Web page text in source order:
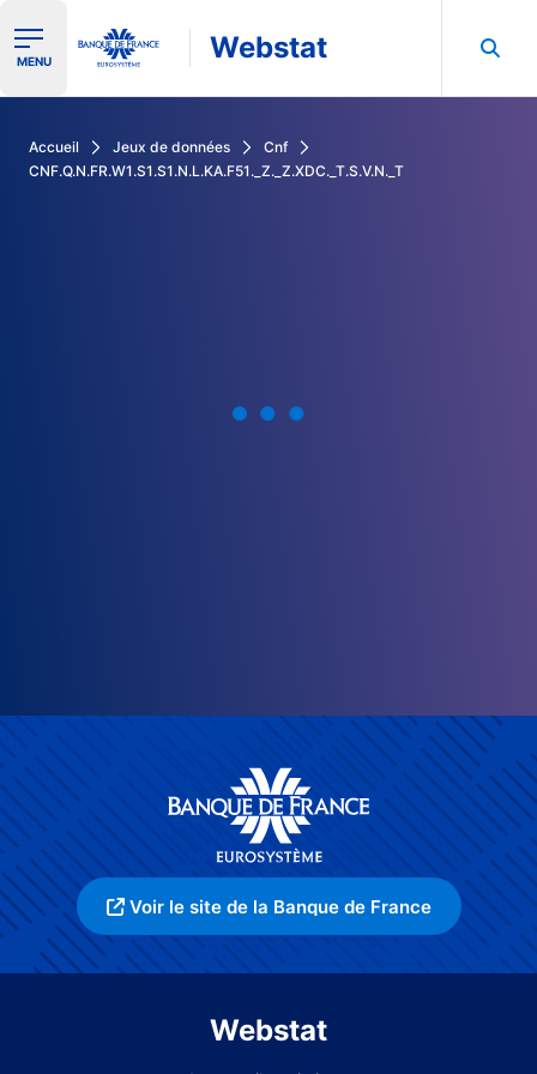
Ouvrir le menu de navigation
MENU Webstat
Accueil Jeux de données
Cnf
CNF.Q.N.FR.W1.S1.S1.N.L.KA.F51._Z._Z.XDC._T.S.V.N._T
Voir le site de la Banque de France
Webstat